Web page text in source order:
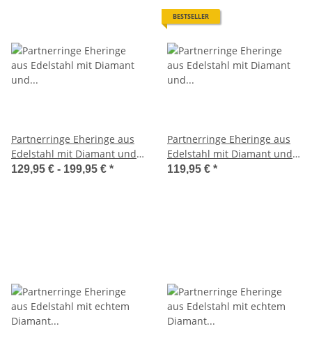
Partnerringe Eheringe aus
Edelstahl mit Diamant und
Lasergravur LUC4
129,95 € - 199,95 € *
BESTSELLER
Partnerringe Eheringe aus
Edelstahl mit Diamant und
Lasergravur MOR19
119,95 € *